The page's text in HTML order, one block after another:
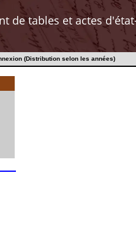
de tables et actes
(Distribution selon les années)